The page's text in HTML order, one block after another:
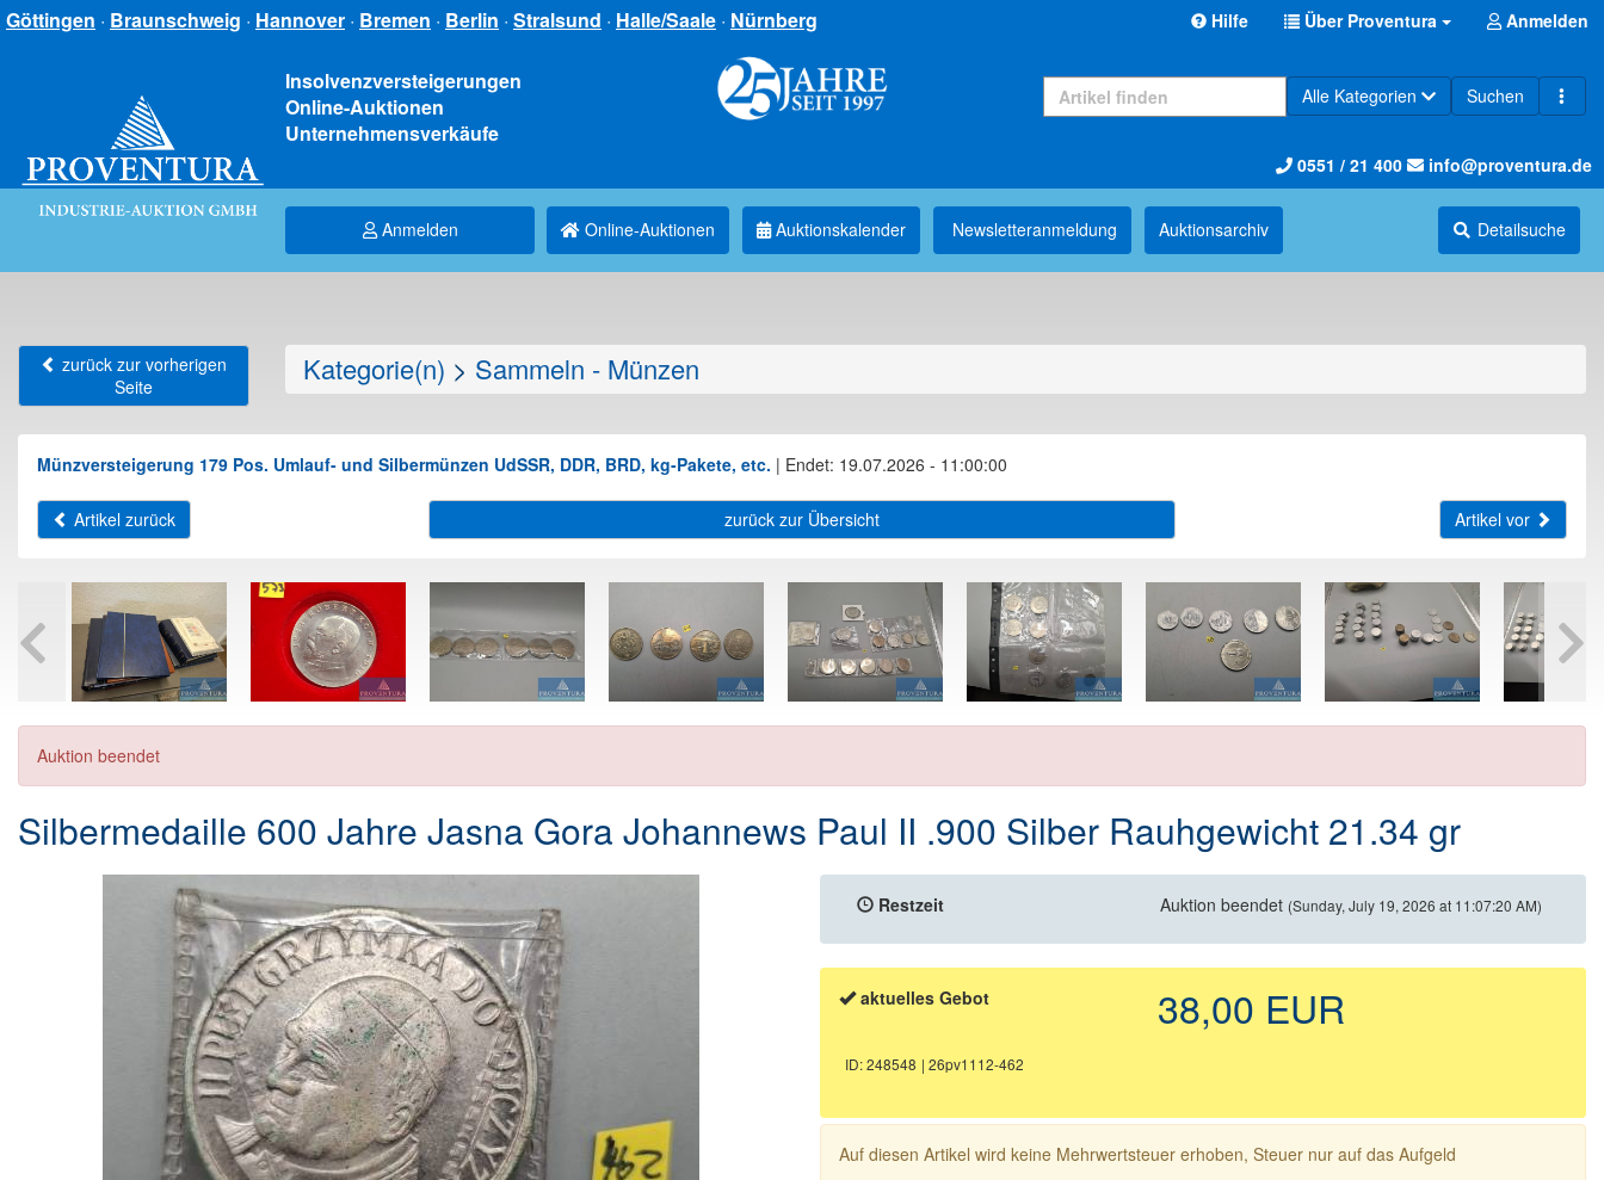
Göttingen · Braunschweig · Hannover · Bremen · Berlin · Stralsund · Halle/Saale · Nürnberg Hilfe Über Proventura Anmelden
Insolvenzversteigerungen
Online-Auktionen
Unternehmensverkäufe
Alle Kategorien Suchen
0551 / 21 400 info@proventura.de
Anmelden Online-Auktionen Auktionskalender Newsletter­anmeldung Auktions­archiv Detailsuche
zurück zur vorherigen
Seite
Kategorie(n) > Sammeln - Münzen
Münzversteigerung 179 Pos. Umlauf- und Silbermünzen UdSSR, DDR, BRD, kg-Pakete, etc. | Endet: 19.07.2026 - 11:00:00
Artikel zurück zurück zur Übersicht Artikel vor
Auktion beendet
Silbermedaille 600 Jahre Jasna Gora Johannews Paul II .900 Silber Rauhgewicht 21.34 gr
Restzeit Auktion beendet (Sunday, July 19, 2026 at 11:07:20 AM)
aktuelles Gebot 38,00 EUR
ID: 248548 | 26pv1112-462
Auf diesen Artikel wird keine Mehrwertsteuer erhoben, Steuer nur auf das Aufgeld